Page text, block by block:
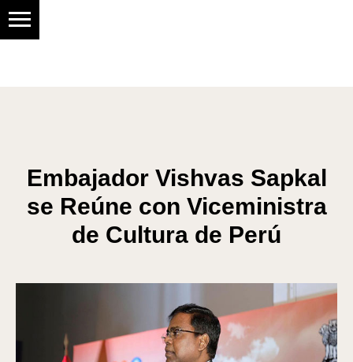
Embajador Vishvas Sapkal
se Reúne con Viceministra
de Cultura de Perú